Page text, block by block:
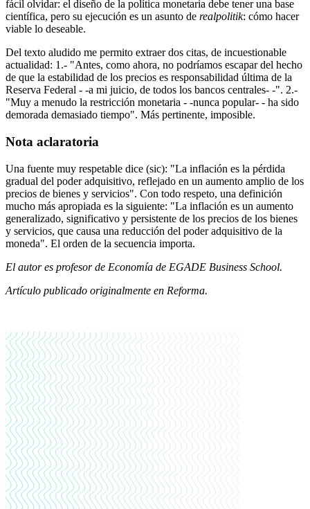
fácil olvidar: el diseño de la política monetaria debe tener una base
científica, pero su ejecución es un asunto de realpolitik: cómo hacer
viable lo deseable.
Del texto aludido me permito extraer dos citas, de incuestionable
actualidad: 1.- "Antes, como ahora, no podríamos escapar del hecho
de que la estabilidad de los precios es responsabilidad última de la
Reserva Federal - -a mi juicio, de todos los bancos centrales- -". 2.-
"Muy a menudo la restricción monetaria - -nunca popular- - ha sido
demorada demasiado tiempo". Más pertinente, imposible.
Nota aclaratoria
Una fuente muy respetable dice (sic): "La inflación es la pérdida
gradual del poder adquisitivo, reflejado en un aumento amplio de los
precios de bienes y servicios". Con todo respeto, una definición
mucho más apropiada es la siguiente: "La inflación es un aumento
generalizado, significativo y persistente de los precios de los bienes
y servicios, que causa una reducción del poder adquisitivo de la
moneda". El orden de la secuencia importa.
El autor es profesor de Economía de EGADE Business School.
Artículo publicado originalmente en Reforma.